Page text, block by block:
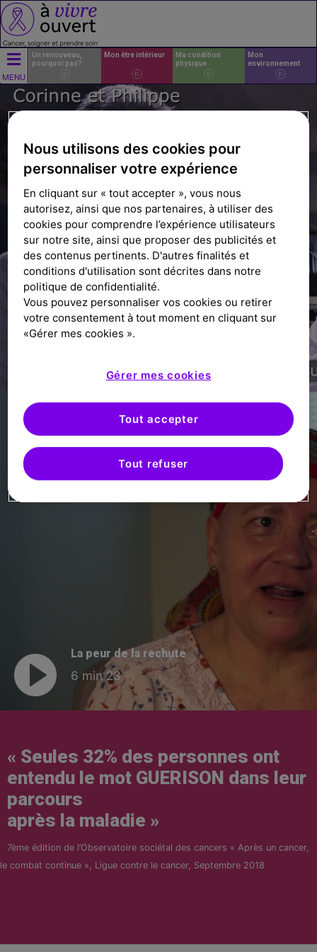
MENU
Un renouveau,
pourquoi pas?
Mon être intérieur
Ma condition
physique
Mon
environnement
M
o
i
La cohérence crée la confiance
La peur de la rechute
6 min 23
« Seules 32% des personnes ont
entendu le mot GUERISON dans leur
parcours
après la maladie »
7ème édition de l’Observatoire sociétal des cancers « Après un cancer,
le combat continue », Ligue contre le cancer, Septembre 2018
Nous utilisons des cookies pour
personnaliser votre expérience
En cliquant sur « tout accepter », vous nous
autorisez, ainsi que nos partenaires, à utiliser des
cookies pour comprendre l’expérience utilisateurs
sur notre site, ainsi que proposer des publicités et
des contenus pertinents. D'autres finalités et
conditions d'utilisation sont décrites dans notre
politique de confidentialité.
Vous pouvez personnaliser vos cookies ou retirer
votre consentement à tout moment en cliquant sur
«Gérer mes cookies ».
Gérer mes cookies
Tout refuser
Tout accepter